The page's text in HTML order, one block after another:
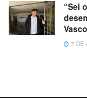
“Sei
Vasco
7 DE